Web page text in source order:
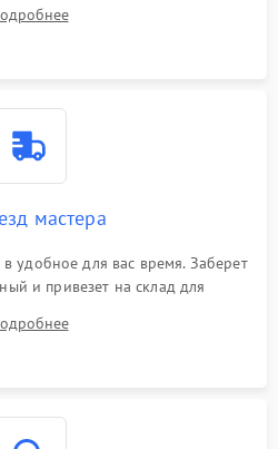
мастера
удобное для вас время. Заберет
и привезет на склад для